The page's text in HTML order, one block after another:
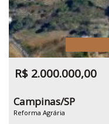
R$ 2.000.000,00
Campinas/SP
Reforma Agrária